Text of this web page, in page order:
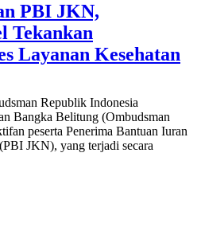
PBI JKN,
Tekankan
Layanan Kesehatan
Republik Indonesia
Bangka Belitung (Ombudsman
peserta Penerima Bantuan Iuran
JKN), yang terjadi secara